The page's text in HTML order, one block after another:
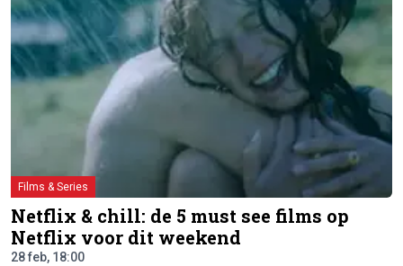
Films & Series
Netflix & chill: de 5 must see films op
Netflix voor dit weekend
28 feb, 18:00